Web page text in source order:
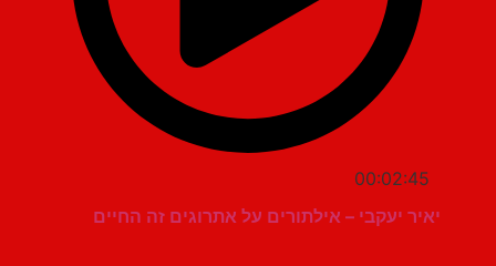
00:02:45
יאיר יעקבי – אילתורים על אתרוגים זה החיים